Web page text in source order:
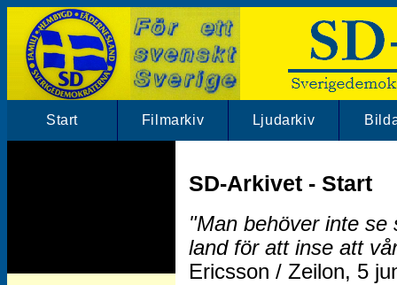
Start Filmarkiv Ljudarkiv
SD-Arkivet - Start
"Man behöver inte
land för att inse att
Ericsson / Zeilon, 5